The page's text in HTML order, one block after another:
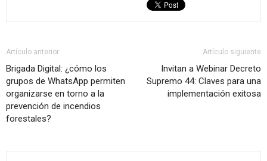
Artículo anterior
Brigada Digital: ¿cómo los
grupos de WhatsApp permiten
organizarse en torno a la
prevención de incendios
forestales?
Artículo siguiente
Invitan a Webinar Decreto
Supremo 44: Claves para una
implementación exitosa